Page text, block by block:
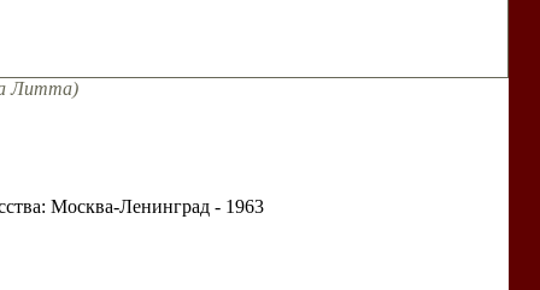
Литта)
Москва-Ленинград - 1963